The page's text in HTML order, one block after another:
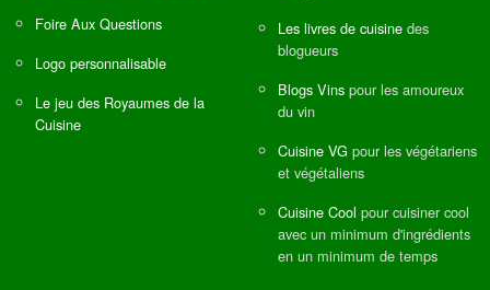
Foire Aux Questions
Logo personnalisable
Le jeu des Royaumes de la
Cuisine
Les livres de cuisine des
blogueurs
Blogs Vins pour les amoureux
du vin
Cuisine VG pour les végétariens
et végétaliens
Cuisine Cool pour cuisiner cool
avec un minimum d'ingrédients
en un minimum de temps